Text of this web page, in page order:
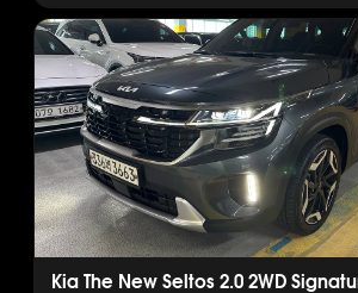
Kia The New Seltos 2.0 2WD